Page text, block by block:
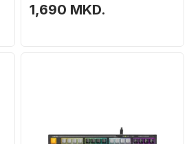
mm, анти-лизгачка
1,690 MKD.